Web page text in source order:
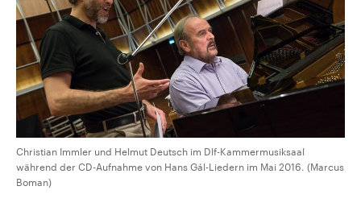
Christian Immler und Helmut Deutsch im Dlf-Kammermusiksaal
während der CD-Aufnahme von Hans Gál-Liedern im Mai 2016. (Marcus
Boman)